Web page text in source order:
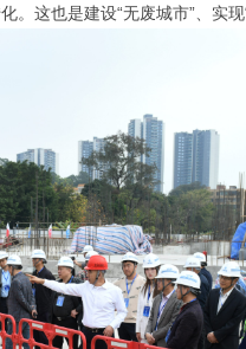
。这也是建设“无废城市”、实